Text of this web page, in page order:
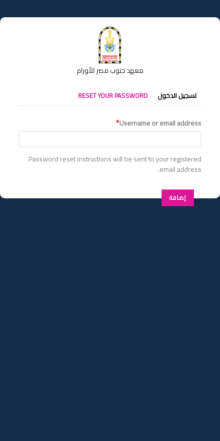
إلى
المحتوى
معهد جنوب مصر للأورام
التبويبات
الأساسية
تسجيل الدخول RESET YOUR PASSWORD
Username or email address
Password reset instructions will be sent to your registered
email address.